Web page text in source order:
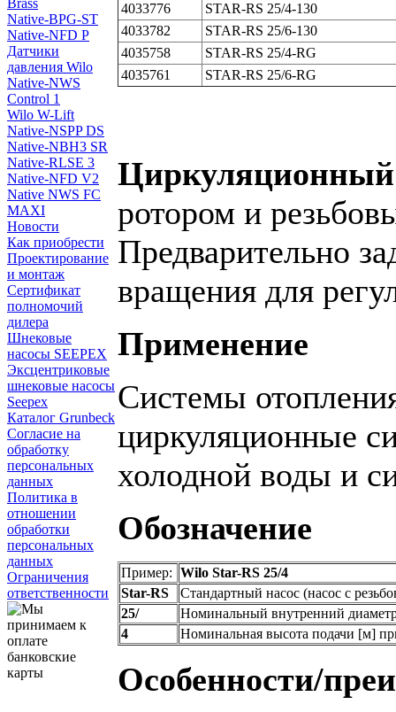
Brass
Native-BPG-ST
Native-NFD P
Датчики
давления Wilo
Native-NWS
Control 1
Wilo W-Lift
Native-NSPP DS
Native-NBH3 SR
Native-RLSE 3
Native-NFD V2
Native NWS FC
MAXI
Новости
Как приобрести
Проектирование
и монтаж
Сертификат
полномочий
дилера
Шнековые
насосы SEEPEX
Эксцентриковые
шнековые насосы
Seepex
Каталог Grunbeck
Согласие на
обработку
персональных
данных
Политика в
отношении
обработки
персональных
данных
Ограничения
ответственности
4033776
STAR-RS 25/4-130
4033782
STAR-RS 25/6-130
4035758
STAR-RS 25/4-RG
4035761
STAR-RS 25/6-RG
Циркуляционный
ротором и
Предварительно
вращения для
Применение
Системы
циркуляционные
холодной воды и
Обозначение
Пример: Wilo Star-RS 25/4
Star-RS
Стандартный насос (насос с
25/
Номинальный внутренний
4
Номинальная высота подачи [м]
Особенности/